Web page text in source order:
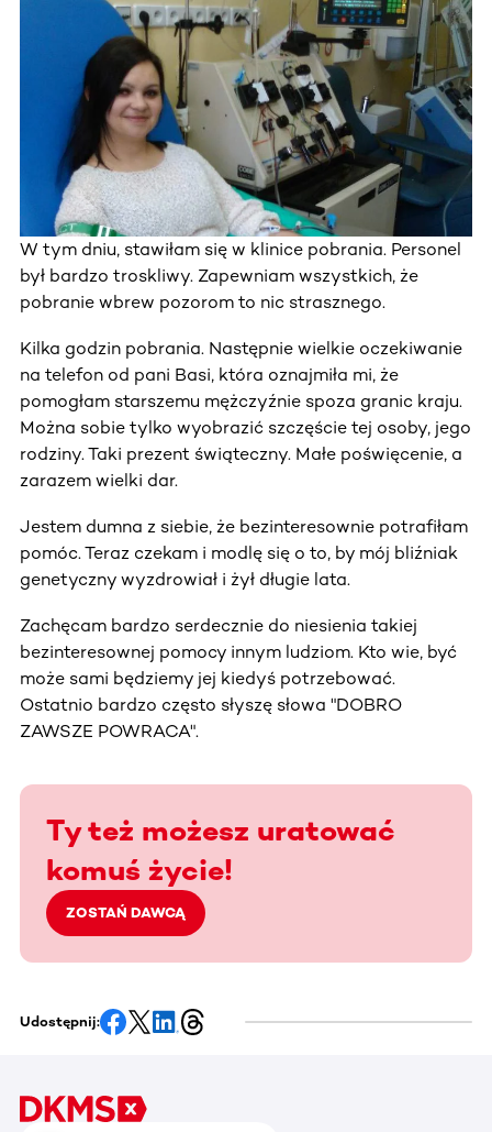
W tym dniu, stawiłam się w klinice pobrania. Personel
był bardzo troskliwy. Zapewniam wszystkich, że
pobranie wbrew pozorom to nic strasznego.
Kilka godzin pobrania. Następnie wielkie oczekiwanie
na telefon od pani Basi, która oznajmiła mi, że
pomogłam starszemu mężczyźnie spoza granic kraju.
Można sobie tylko wyobrazić szczęście tej osoby, jego
rodziny. Taki prezent świąteczny. Małe poświęcenie, a
zarazem wielki dar.
Jestem dumna z siebie, że bezinteresownie potrafiłam
pomóc. Teraz czekam i modlę się o to, by mój bliźniak
genetyczny wyzdrowiał i żył długie lata.
Zachęcam bardzo serdecznie do niesienia takiej
bezinteresownej pomocy innym ludziom. Kto wie, być
może sami będziemy jej kiedyś potrzebować.
Ostatnio bardzo często słyszę słowa "DOBRO
ZAWSZE POWRACA".
Ty też możesz uratować
komuś życie!
ZOSTAŃ DAWCĄ
Udostępnij: